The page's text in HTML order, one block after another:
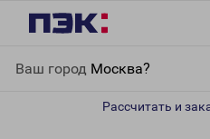
Ваш город Москва?
Рассчитать и